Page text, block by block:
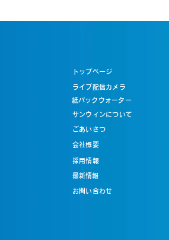
トップページ
ライブ配信カメラ
​紙パックウォーター
サンウィンについて
ごあいさつ
会社概要
採用情報
​最新情報
お問い合わせ